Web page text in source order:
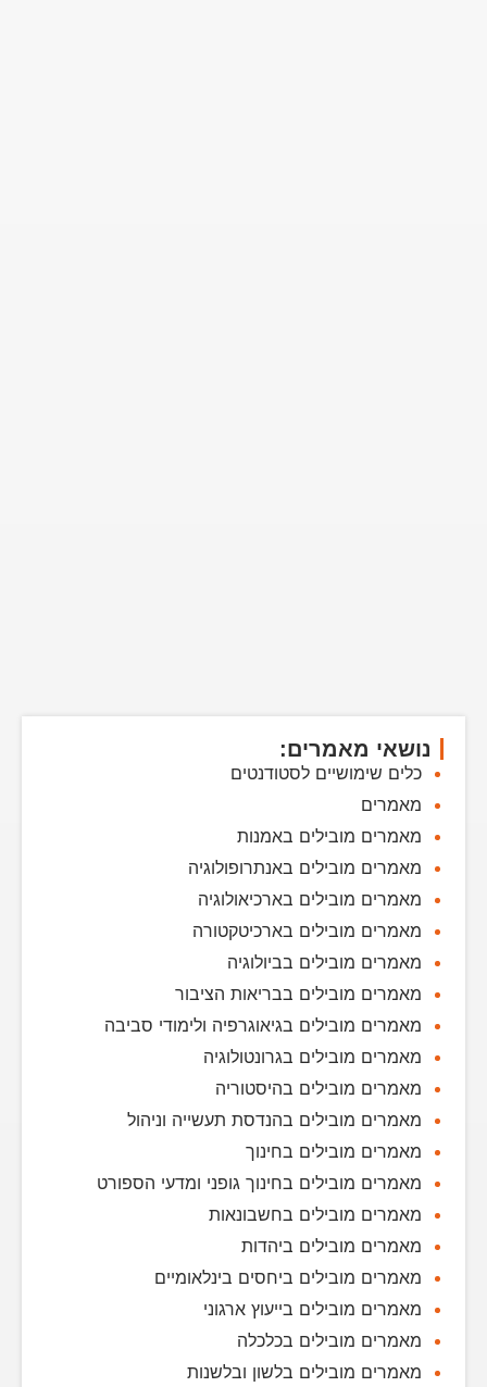
נושאי מאמרים:
כלים שימושיים לסטודנטים
מאמרים
מאמרים מובילים באמנות
מאמרים מובילים באנתרופולוגיה
מאמרים מובילים בארכיאולוגיה
מאמרים מובילים בארכיטקטורה
מאמרים מובילים בביולוגיה
מאמרים מובילים בבריאות הציבור
מאמרים מובילים בגיאוגרפיה ולימודי סביבה
מאמרים מובילים בגרונטולוגיה
מאמרים מובילים בהיסטוריה
מאמרים מובילים בהנדסת תעשייה וניהול
מאמרים מובילים בחינוך
מאמרים מובילים בחינוך גופני ומדעי הספורט
מאמרים מובילים בחשבונאות
מאמרים מובילים ביהדות
מאמרים מובילים ביחסים בינלאומיים
מאמרים מובילים בייעוץ ארגוני
מאמרים מובילים בכלכלה
מאמרים מובילים בלשון ובלשנות